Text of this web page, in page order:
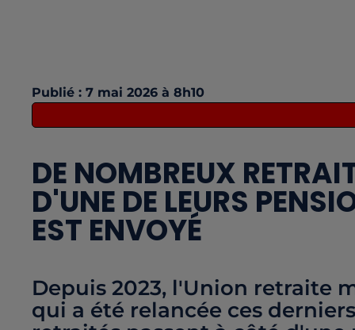
Publié : 7 mai 2026 à 8h10
DE NOMBREUX
D'UNE DE LEURS
EST ENVOYÉ
Depuis 2023, l'Union retraite
qui a été relancée ces